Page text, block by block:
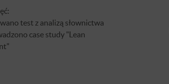
test z analizą słownictwa
case study "Lean